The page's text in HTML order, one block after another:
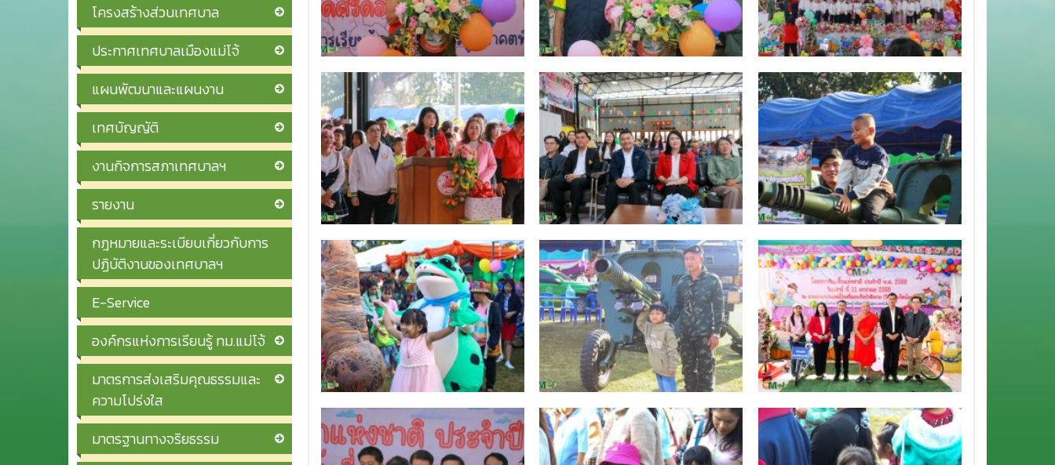
โครงสร้างส่วนเทศบาล
ประกาศเทศบาลเมืองแม่โจ้
แผนพัฒนาและแผนงาน
เทศบัญญัติ
งานกิจการสภาเทศบาลฯ
รายงาน
กฎหมายและระเบียบเกี่ยวกับการ
ปฏิบัติงานของเทศบาลฯ
E-Service
องค์กรแห่งการเรียนรู้ ทม.แม่โจ้
มาตรการส่งเสริมคุณธรรมและ
ความโปร่งใส
มาตรฐานทางจริยธรรม